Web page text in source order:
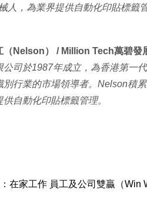
，為業界提供自動化印貼標籤管
（Nelson） / Million Tech萬碧發
公司於1987年成立，為香港第一
別行業的市場領導者。Nelson積
供自動化印貼標籤管理。
在家工作 員工及公司雙贏（Win